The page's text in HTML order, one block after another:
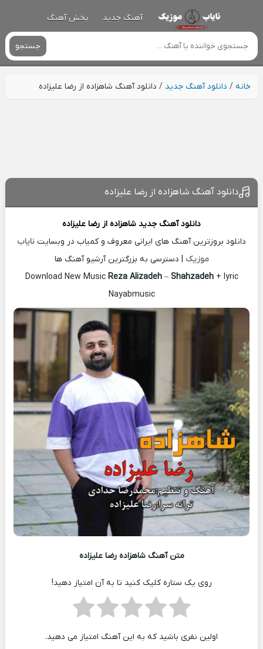
آهنگ جدید پخش آهنگ
جستجو
خانه/ دانلود آهنگ جدید / دانلود آهنگ شاهزاده از رضا علیزاده
دانلود آهنگ شاهزاده از رضا علیزاده
دانلود آهنگ جدید شاهزاده از رضا علیزاده
دانلود بروزترین آهنگ های ایرانی معروف و کمیاب در وبسایت نایاب
موزیک | دسترسی به بزرگترین آرشیو آهنگ ها
Download New Music Reza Alizadeh– Shahzadeh+ lyric
Nayabmusic
متن آهنگ شاهزاده رضا علیزاده
روی یک ستاره کلیک کنید تا به آن امتیاز دهید!
اولین نفری باشید که به این آهنگ امتیاز می دهید.